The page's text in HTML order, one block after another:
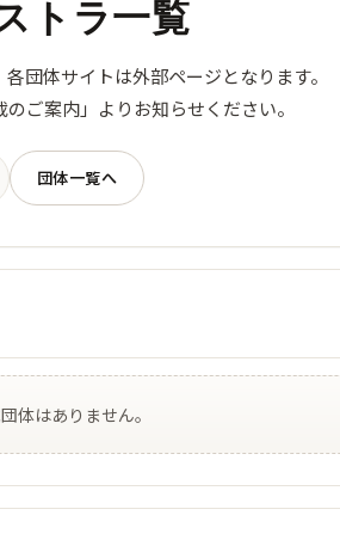
トラ一覧
団体サイトは外部ページとなります。
ご案内」よりお知らせください。
団体一覧へ
体はありません。